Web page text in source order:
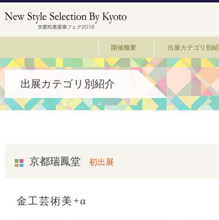
開催概要 出展カテゴリ別
出展カテゴリ別紹介
京都瑞鳳堂 初出展
金工芸術美+α